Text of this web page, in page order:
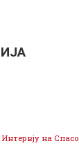
Интервју на